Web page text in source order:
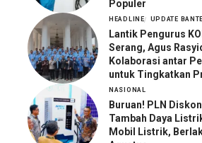
Populer
HEADLINE UPDATE
Lantik Pengurus
Serang, Agus
Kolaborasi antar
untuk Tingkatkan
NASIONAL
Buruan! PLN
Tambah Daya
Mobil Listrik,